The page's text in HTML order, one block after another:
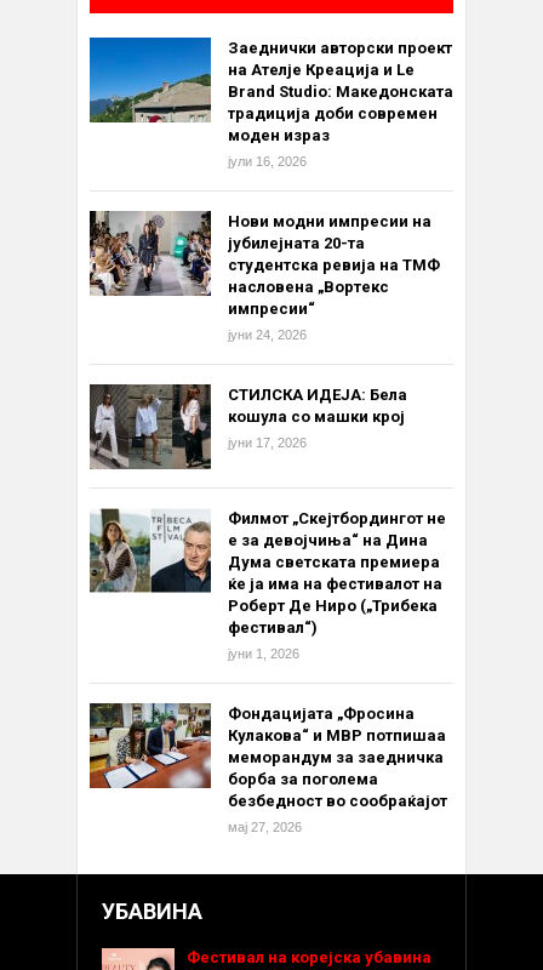
Заеднички авторски проект
на Ателје Креација и Le
Brand Studio: Македонската
традиција доби современ
моден израз
јули 16, 2026
Нови модни импресии на
јубилејната 20-та
студентска ревија на ТМФ
насловена „Вортекс
импресии“
јуни 24, 2026
СТИЛСКА ИДЕЈА: Бела
кошула со машки крој
јуни 17, 2026
Филмот „Скејтбордингот не
е за девојчиња“ на Дина
Дума светската премиера
ќе ја има на фестивалот на
Роберт Де Ниро („Трибека
фестивал“)
јуни 1, 2026
Фондацијата „Фросина
Кулакова“ и МВР потпишаа
меморандум за заедничка
борба за поголема
безбедност во сообраќајот
мај 27, 2026
УБАВИНА
Фестивал на корејска убавина